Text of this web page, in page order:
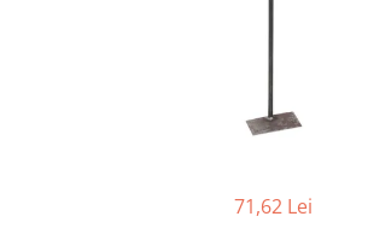
Vase pentru gătit din aluminiu
71,62 Lei